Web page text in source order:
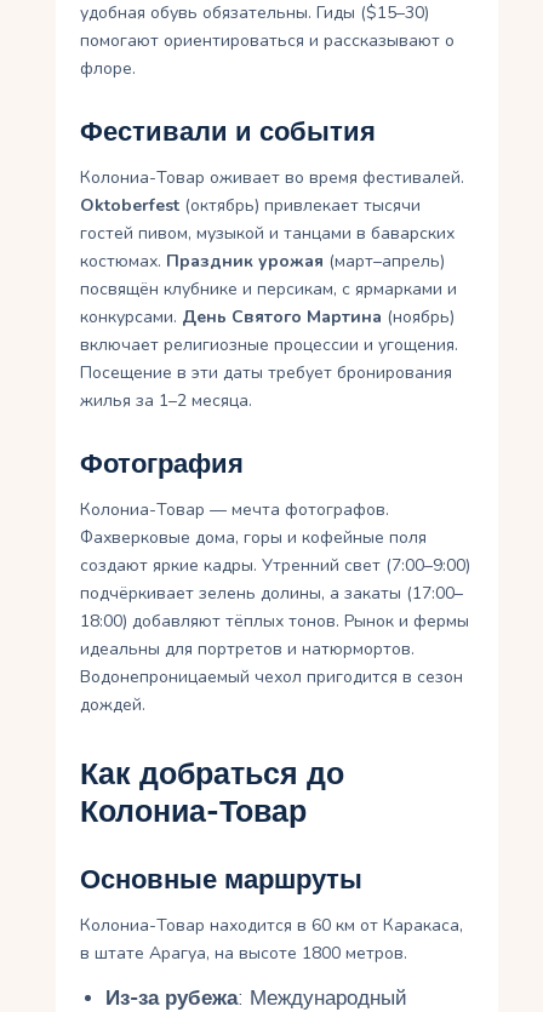
удобная обувь обязательны. Гиды ($15–30)
помогают ориентироваться и рассказывают о
флоре.
Фестивали и события
Колониа-Товар оживает во время фестивалей.
Oktoberfest (октябрь) привлекает тысячи
гостей пивом, музыкой и танцами в баварских
костюмах. Праздник урожая (март–апрель)
посвящён клубнике и персикам, с ярмарками и
конкурсами. День Святого Мартина (ноябрь)
включает религиозные процессии и угощения.
Посещение в эти даты требует бронирования
жилья за 1–2 месяца.
Фотография
Колониа-Товар — мечта фотографов.
Фахверковые дома, горы и кофейные поля
создают яркие кадры. Утренний свет (7:00–9:00)
подчёркивает зелень долины, а закаты (17:00–
18:00) добавляют тёплых тонов. Рынок и фермы
идеальны для портретов и натюрмортов.
Водонепроницаемый чехол пригодится в сезон
дождей.
Как добраться до
Колониа-Товар
Основные маршруты
Колониа-Товар находится в 60 км от Каракаса,
в штате Арагуа, на высоте 1800 метров.
Из-за рубежа: Международный